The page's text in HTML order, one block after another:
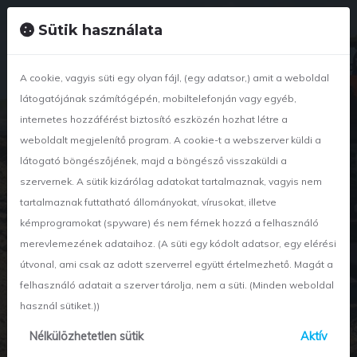
+36 42 886 834
x
Tevékenység részletei
Nagytömegű
földmunka
Sütik használata
A cookie, vagyis süti egy olyan fájl, (egy adatsor,) amit a weboldal
látogatójának számítógépén, mobiltelefonján vagy egyéb,
internetes hozzáférést biztosító eszközén hozhat létre a
weboldalt megjelenítő program. A cookie-t a webszerver küldi a
látogató böngészőjének, majd a böngésző visszaküldi a
szervernek. A sütik kizárólag adatokat tartalmaznak, vagyis nem
tartalmaznak futtatható állományokat, vírusokat, illetve
kémprogramokat (spyware) és nem férnek hozzá a felhasználó
merevlemezének adataihoz. (A süti egy kódolt adatsor, egy elérési
útvonal, ami csak az adott szerverrel együtt értelmezhető. Magát a
felhasználó adatait a szerver tárolja, nem a süti. (Minden weboldal
használ sütiket.))
Nélkülözhetetlen sütik Aktív